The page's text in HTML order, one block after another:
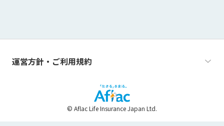
和歌山県
山口県
高知県
熊本県
運営方針・ご利用規約
© Aflac Life Insurance Japan Ltd.